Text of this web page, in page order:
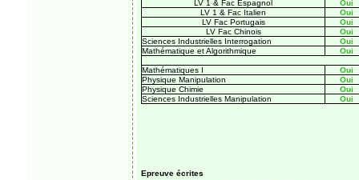
LV 1 & Fac Espagnol
Oui
LV 1 & Fac Italien
Oui
LV Fac Portugais
Oui
LV Fac Chinois
Oui
Sciences Industrielles Interrogation
Oui
Mathématique et Algorithmique
Oui
Mathématiques I
Oui
Physique Manipulation
Oui
Physique Chimie
Oui
Sciences Industrielles Manipulation
Oui
Epreuve écrites